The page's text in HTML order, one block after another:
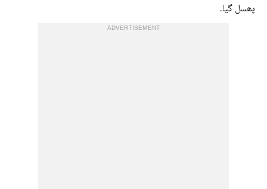
پھسل گیا۔
ADVERTISEMENT